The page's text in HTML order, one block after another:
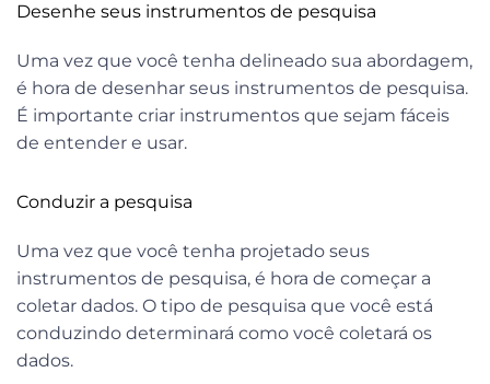
Desenhe seus instrumentos de pesquisa
Uma vez que você tenha delineado sua abordagem,
é hora de desenhar seus instrumentos de pesquisa.
É importante criar instrumentos que sejam fáceis
de entender e usar.
Conduzir a pesquisa
Uma vez que você tenha projetado seus
instrumentos de pesquisa, é hora de começar a
coletar dados. O tipo de pesquisa que você está
conduzindo determinará como você coletará os
dados.